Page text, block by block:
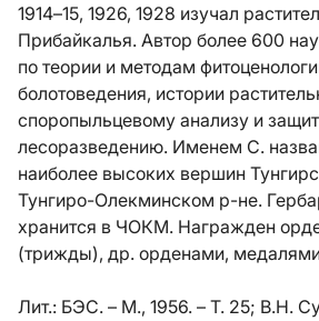
1914–15, 1926, 1928 изучал
Прибайкалья. Автор более 600
по теории и методам
болотоведения, истории
споропыльцевому анализу и
лесоразведению. Именем С.
наиболее высоких вершин
Тунгиро-Олекминском р-не.
хранится в ЧОКМ. Награжден
(трижды), др. орденами,
Лит.: БЭС. – М., 1956. – Т. 25; В.Н.